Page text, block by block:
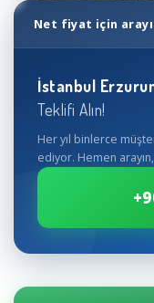
Net fiyat için
İstanbul
Teklifi Alın!
Her yıl binlerce
ediyor. Hemen